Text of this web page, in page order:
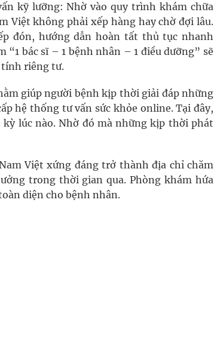
kỹ lưỡng: Nhờ vào quy trình khám chữa
Việt không phải xếp hàng hay chờ đợi lâu.
đón, hướng dẫn hoàn tất thủ tục nhanh
bác sĩ – 1 bệnh nhân – 1 điều dưỡng” sẽ
tính riêng tư.
giúp người bệnh kịp thời giải đáp những
hệ thống tư vấn sức khỏe online. Tại đây,
lúc nào. Nhờ đó mà những kịp thời phát
Việt xứng đáng trở thành địa chỉ chăm
trong thời gian qua. Phòng khám hứa
diện cho bệnh nhân.